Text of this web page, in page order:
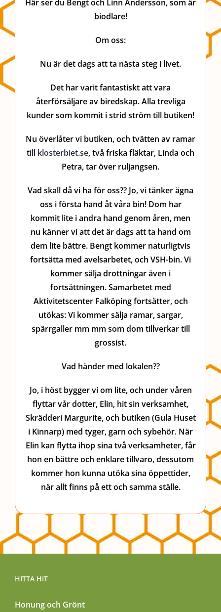
Här ser du Bengt och Linn Andersson, som är
biodlare!
Om oss:
Nu är det dags att ta nästa steg i livet.
Det har varit fantastiskt att vara
återförsäljare av biredskap. Alla trevliga
kunder som kommit i strid ström till butiken!
Nu överlåter vi butiken, och tvätten av ramar
till klosterbiet.se, två friska fläktar, Linda och
Petra, tar över ruljangsen.
Vad skall då vi ha för oss?? Jo, vi tänker ägna
oss i första hand åt våra bin! Dom har
kommit lite i andra hand genom åren, men
nu känner vi att det är dags att ta hand om
dem lite bättre. Bengt kommer naturligtvis
fortsätta med avelsarbetet, och VSH-bin. Vi
kommer sälja drottningar även i
fortsättningen. Samarbetet med
Aktivitetscenter Falköping fortsätter, och
utökas: Vi kommer sälja ramar, sargar,
spärrgaller mm mm som dom tillverkar till
grossist.
Vad händer med lokalen??
Jo, i höst bygger vi om lite, och under våren
flyttar vår dotter, Elin, hit sin verksamhet,
Skrädderi Margurite, och butiken (Gula Huset
i Kinnarp) med tyger, garn och sybehör. När
Elin kan flytta ihop sina två verksamheter, får
hon en bättre och enklare tillvaro, dessutom
kommer hon kunna utöka sina öppettider,
när allt finns på ett och samma ställe.
HITTA HIT
Honung och Grönt